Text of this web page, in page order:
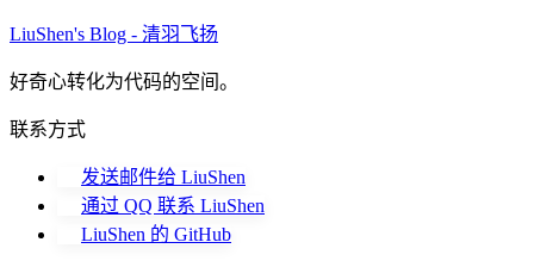
LiuShen's Blog - 清羽飞扬
好奇心转化为代码的空间。
联系方式
发送邮件给 LiuShen
通过 QQ 联系 LiuShen
LiuShen 的 GitHub